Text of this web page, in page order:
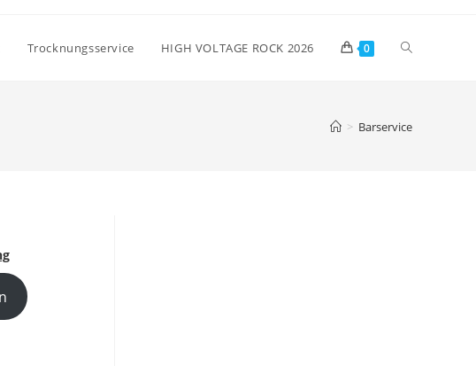
Trocknungsservice HIGH VOLTAGE ROCK 2026 0 Website-
> Barservice